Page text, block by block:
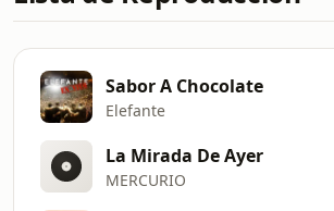
Sabor A Chocolate
Elefante
La Mirada De Ayer
MERCURIO